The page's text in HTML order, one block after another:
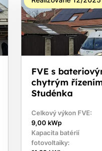
FVE s
chytrým řízením
Studénka
Celkový výkon FVE:
9,00 kWp
Kapacita batérií
fotovoltaiky: